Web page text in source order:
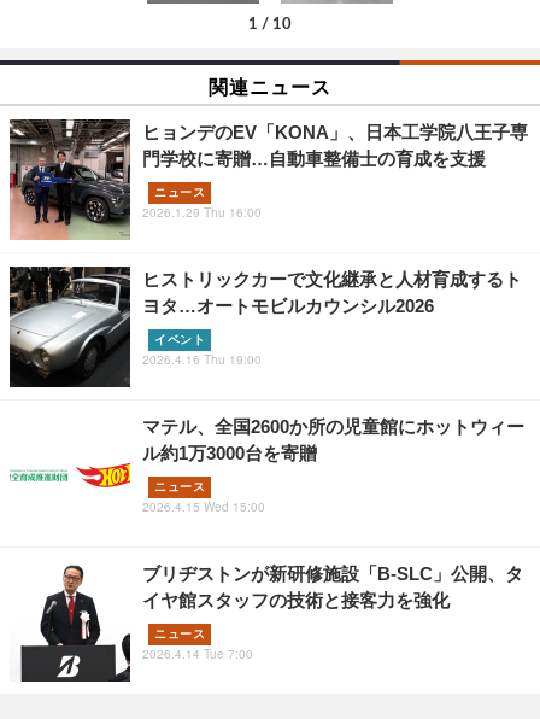
1 / 10
関連ニュース
ヒョンデのEV「KONA」、日本工学院八王子専
門学校に寄贈…自動車整備士の育成を支援
ニュース
2026.1.29 Thu 16:00
ヒストリックカーで文化継承と人材育成するト
ヨタ…オートモビルカウンシル2026
イベント
2026.4.16 Thu 19:00
マテル、全国2600か所の児童館にホットウィー
ル約1万3000台を寄贈
ニュース
2026.4.15 Wed 15:00
ブリヂストンが新研修施設「B-SLC」公開、タ
イヤ館スタッフの技術と接客力を強化
ニュース
2026.4.14 Tue 7:00